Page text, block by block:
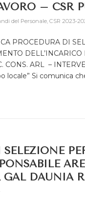
– CSR
del Personale, CSR 2023-
PROCEDURA DI
CONS. ARL –
Si comunica
SELEZIONE
DAUNIA